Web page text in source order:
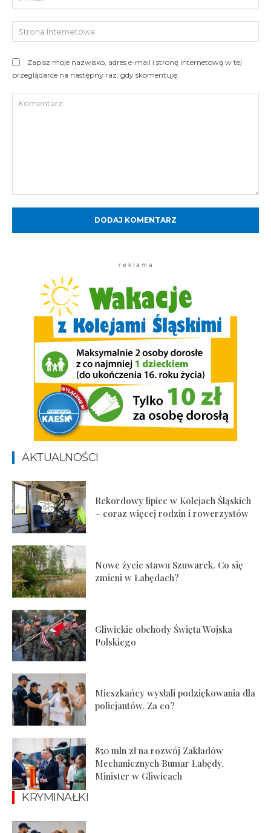
Zapisz moje nazwisko, adres e-mail i stronę internetową w tej
przeglądarce na następny raz, gdy skomentuję.
r e k l a m a
AKTUALNOŚCI
Rekordowy lipiec w Kolejach Śląskich
– coraz więcej rodzin i rowerzystów
Nowe życie stawu Szuwarek. Co się
zmieni w Łabędach?
Gliwickie obchody Święta Wojska
Polskiego
Mieszkańcy wysłali podziękowania dla
policjantów. Za co?
850 mln zł na rozwój Zakładów
Mechanicznych Bumar Łabędy.
Minister w Gliwicach
KRYMINAŁKI